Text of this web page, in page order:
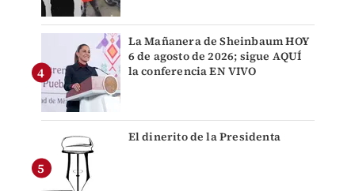
La Mañanera de Sheinbaum HOY
6 de agosto de 2026; sigue AQUÍ
la conferencia EN VIVO
El dinerito de la Presidenta